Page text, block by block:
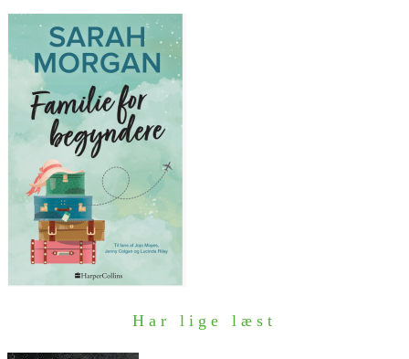
Har lige læst